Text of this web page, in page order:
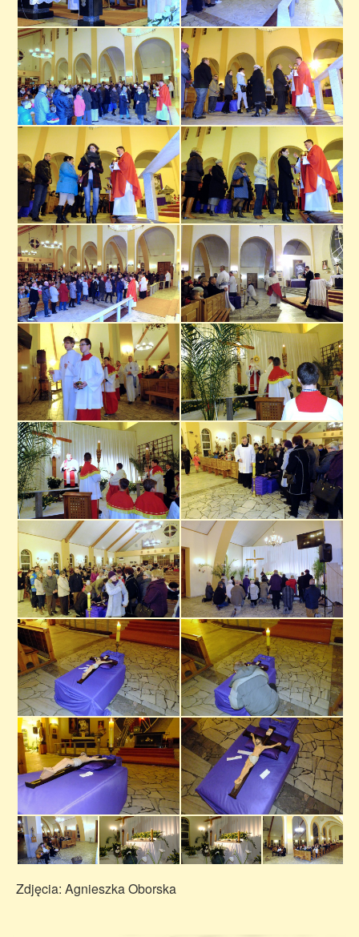
Zdjęcia: Agnieszka Oborska